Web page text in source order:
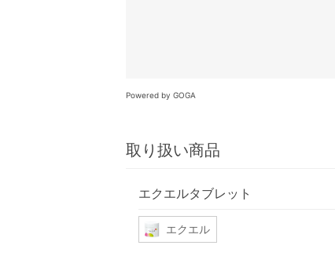
Powered by GOGA
取り扱い商品
エクエルタブレット
エクエル